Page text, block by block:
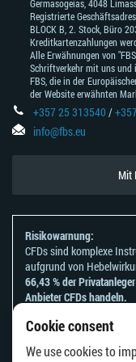
Cookie consent
We use cookies to
Germasogeias, 4048
Registrierte
BLOCK В, 2. Stock, Büro
Kreditkartenzahlungen
Alle Erwähnungen von
Schriftverkehr mit uns und
FBS, die in der
der Website erwähnten
+357 25 313540/
info@fbs.eu
Mit
Risikowarnung:
CFDs sind komplexe
aufgrund von
66,43 % der
Anbieter CFDs handeln.
ob Sie es sich leisten
Bitte beachten Sie unsere
Die Informationen auf